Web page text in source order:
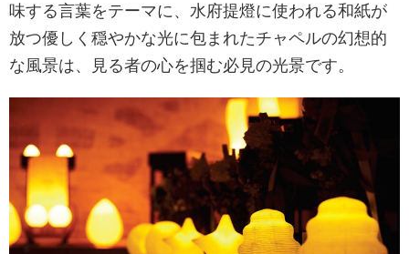
味する言葉をテーマに、水府提燈に使われる和紙が
放つ優しく穏やかな光に包まれたチャペルの幻想的
な風景は、見る者の心を掴む必見の光景です。